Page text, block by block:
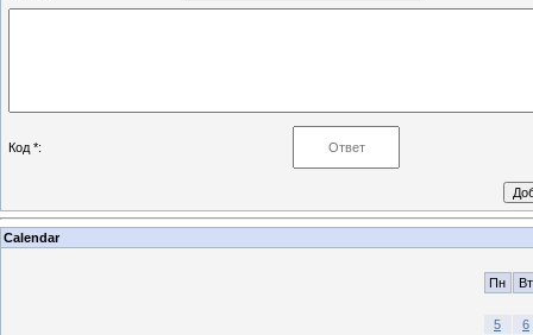
Код *:
Calendar
Пн Вт
5
6